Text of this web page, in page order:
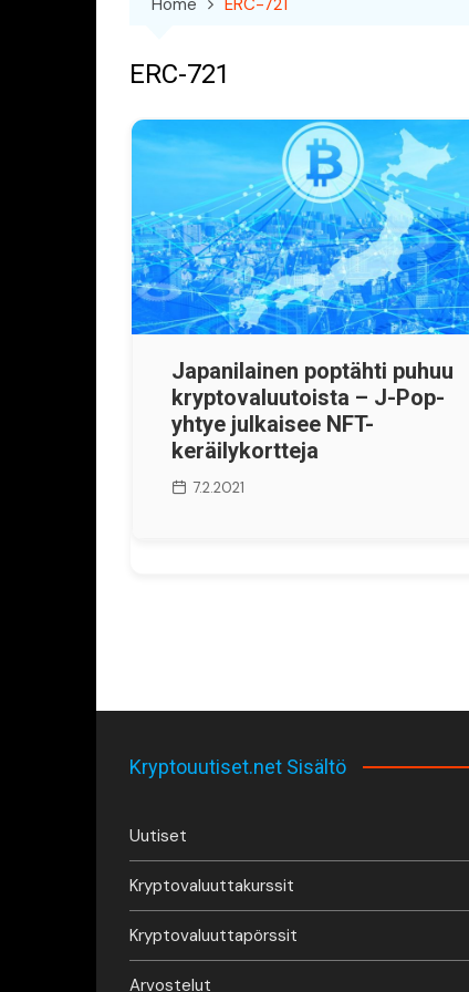
ERC-721
Japanilainen poptähti puhuu
kryptovaluutoista – J-Pop-
yhtye julkaisee NFT-
keräilykortteja
7.2.2021
Kryptouutiset.net Sisältö
Uutiset
Kryptovaluuttakurssit
Kryptovaluuttapörssit
Arvostelut